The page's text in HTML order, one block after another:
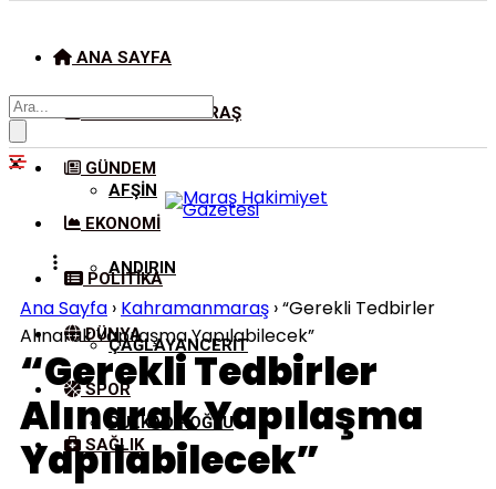
ANA SAYFA
KAHRAMANMARAŞ
AFŞIN
ANDIRIN
ÇAĞLAYANCERIT
DULKADIROĞLU
GÜNDEM
EKONOMI
POLITIKA
DÜNYA
SPOR
SAĞLIK
Ana Sayfa › Kahramanmaraş ›“Gerekli Tedbirler
Alınarak Yapılaşma Yapılabilecek”
“Gerekli Tedbirler
Alınarak Yapılaşma
Yapılabilecek”